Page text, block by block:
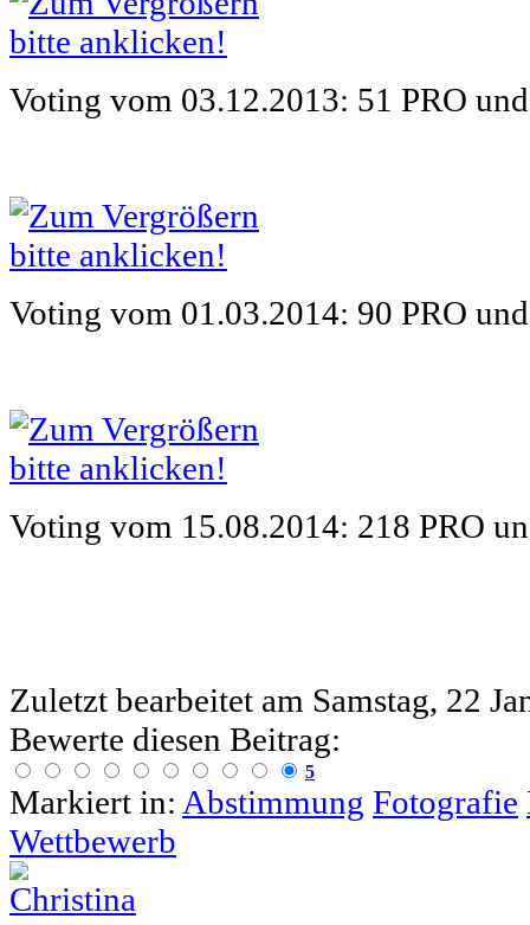
Voting vom 03.12.2013: 51 PRO
Voting vom 01.03.2014: 90 PRO
Voting vom 15.08.2014: 218 PRO
Zuletzt bearbeitet am Samstag, 22
Bewerte diesen Beitrag:
5
Markiert in: Abstimmung Fotografie
Wettbewerb